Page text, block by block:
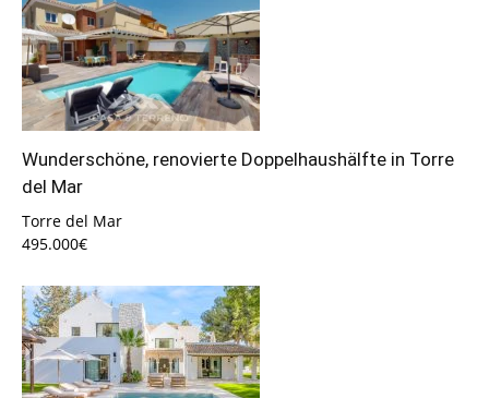
Wunderschöne, renovierte Doppelhaushälfte in Torre
del Mar
Torre del Mar
495.000€